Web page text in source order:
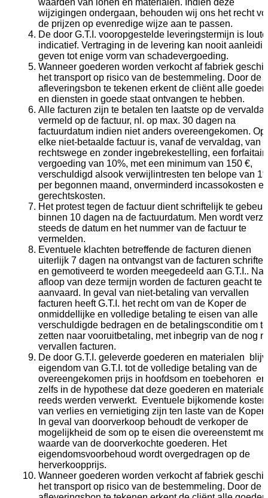
wijzigingen ondergaan, behouden wij ons het recht
de prijzen op evenredige wijze aan te passen.
De door G.T.I. vooropgestelde leveringstermijn is
indicatief. Vertraging in de levering kan nooit
geven tot enige vorm van schadevergoeding.
Wanneer goederen worden verkocht af fabriek
het transport op risico van de bestemmeling. Door de
afleveringsbon te tekenen erkent de cliënt alle
en diensten in goede staat ontvangen te hebben.
Alle facturen zijn te betalen ten laatste op de
vermeld op de factuur, nl. op max. 30 dagen na
factuurdatum indien niet anders overeengekomen. Op
elke niet-betaalde factuur is, vanaf de vervaldag, van
rechtswege en zonder ingebrekestelling, een
vergoeding van 10%, met een minimum van 150 €,
verschuldigd alsook verwijlintresten ten belope van
per begonnen maand, onverminderd incassokosten
gerechtskosten.
Het protest tegen de factuur dient schriftelijk te
binnen 10 dagen na de factuurdatum. Men wordt
steeds de datum en het nummer van de factuur te
vermelden.
Eventuele klachten betreffende de facturen dienen
uiterlijk 7 dagen na ontvangst van de facturen
en gemotiveerd te worden meegedeeld aan G.T.I.. Na
afloop van deze termijn worden de facturen geacht te
aanvaard. In geval van niet-betaling van vervallen
facturen heeft G.T.I. het recht om van de Koper de
onmiddellijke en volledige betaling te eisen van alle
verschuldigde bedragen en de betalingsconditie om te
zetten naar vooruitbetaling, met inbegrip van de nog
vervallen facturen.
De door G.T.I. geleverde goederen en materialen
eigendom van G.T.I. tot de volledige betaling van de
overeengekomen prijs in hoofdsom en toebehoren
zelfs in de hypothese dat deze goederen en
reeds werden verwerkt. Eventuele bijkomende kosten
van verlies en vernietiging zijn ten laste van de
In geval van doorverkoop behoudt de verkoper de
mogelijkheid de som op te eisen die overeenstemt
waarde van de doorverkochte goederen. Het
eigendomsvoorbehoud wordt overgedragen op de
herverkoopprijs.
Wanneer goederen worden verkocht af fabriek
het transport op risico van de bestemmeling. Door de